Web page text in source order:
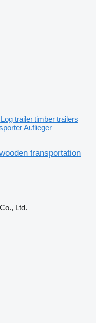
trailer timber trailers
Auflieger
transportation
Ltd.